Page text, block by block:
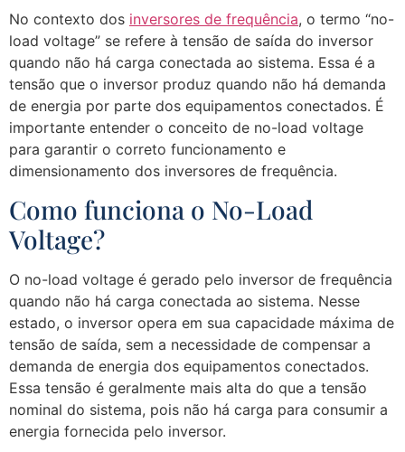
No contexto dos inversores de frequência, o termo “no-
load voltage” se refere à tensão de saída do inversor
quando não há carga conectada ao sistema. Essa é a
tensão que o inversor produz quando não há demanda
de energia por parte dos equipamentos conectados. É
importante entender o conceito de no-load voltage
para garantir o correto funcionamento e
dimensionamento dos inversores de frequência.
Como funciona o No-Load
Voltage?
O no-load voltage é gerado pelo inversor de frequência
quando não há carga conectada ao sistema. Nesse
estado, o inversor opera em sua capacidade máxima de
tensão de saída, sem a necessidade de compensar a
demanda de energia dos equipamentos conectados.
Essa tensão é geralmente mais alta do que a tensão
nominal do sistema, pois não há carga para consumir a
energia fornecida pelo inversor.